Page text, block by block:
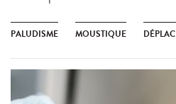
PALUDISME MOUSTIQUE